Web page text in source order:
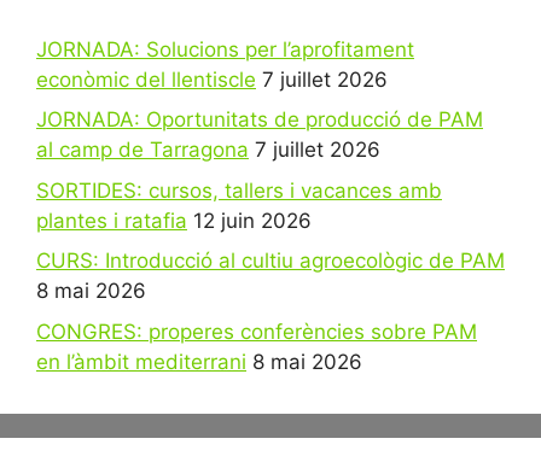
JORNADA: Solucions per l’aprofitament
econòmic del llentiscle 7 juillet 2026
JORNADA: Oportunitats de producció de PAM
al camp de Tarragona 7 juillet 2026
SORTIDES: cursos, tallers i vacances amb
plantes i ratafia 12 juin 2026
CURS: Introducció al cultiu agroecològic de PAM
8 mai 2026
CONGRES: properes conferències sobre PAM
en l’àmbit mediterrani 8 mai 2026